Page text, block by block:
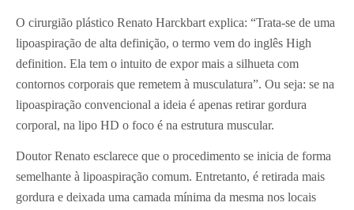
O cirurgião plástico Renato Harckbart explica: “Trata-se de uma
lipoaspiração de alta definição, o termo vem do inglês High
definition. Ela tem o intuito de expor mais a silhueta com
contornos corporais que remetem à musculatura”. Ou seja: se na
lipoaspiração convencional a ideia é apenas retirar gordura
corporal, na lipo HD o foco é na estrutura muscular.
Doutor Renato esclarece que o procedimento se inicia de forma
semelhante à lipoaspiração comum. Entretanto, é retirada mais
gordura e deixada uma camada mínima da mesma nos locais